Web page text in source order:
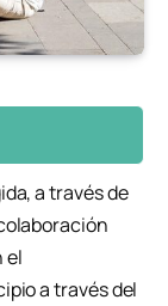
a través de
el
a través del